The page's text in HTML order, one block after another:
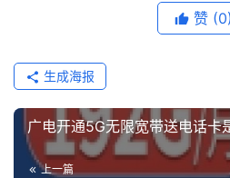
赞 (0)
生成海报
广电开通5G无限宽带送电话卡
上一篇